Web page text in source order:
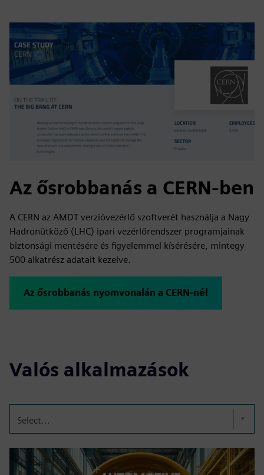
Az ősrobbanás a CERN-ben
A CERN az AMDT verzióvezérlő szoftverét használja a Nagy
Hadronütköző (LHC) ipari vezérlőrendszer programjainak
biztonsági mentésére és figyelemmel kísérésére, mintegy
500 alkatrész adatait kezelve.
Az ősrobbanás nyomvonalán a CERN-nél
Valós alkalmazások
Select...